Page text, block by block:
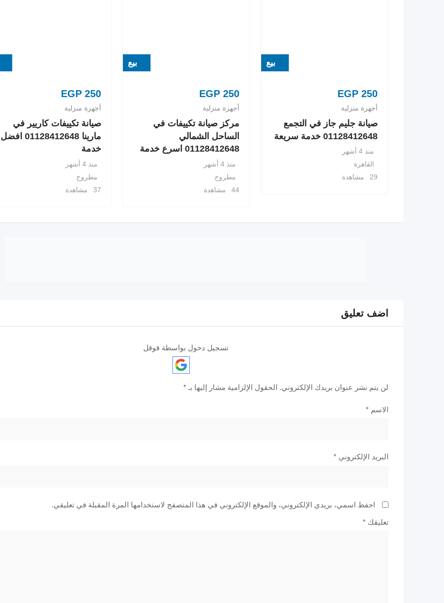
بيع
EGP 250
أجهزة منزلية
صيانة جليم جاز في التجمع
01128412648 خدمة سريعة
منذ 4 أشهر
القاهرة
29 مشاهدة
بيع
EGP250
أجهزة منزلية
مركز صيانة تكييفات في
الساحل الشمالي
01128412648 اسرع خدمة
منذ 4 أشهر
مطروح
44 مشاهدة
EGP250
أجهزة منزلية
صيانة تكييفات كاريير في
مارينا 01128412648 افضل
خدمة
منذ 4 أشهر
مطروح
37 مشاهدة
اضف تعليق
تسجيل دخول بواسطة قوقل
لن يتم نشر عنوان بريدك الإلكتروني. الحقول الإلزامية مشار إليها بـ *
الاسم *
البريد الإلكتروني *
احفظ اسمي، بريدي الإلكتروني، والموقع الإلكتروني في هذا المتصفح لاستخدامها المرة المقبلة في تعليقي.
تعليقك *